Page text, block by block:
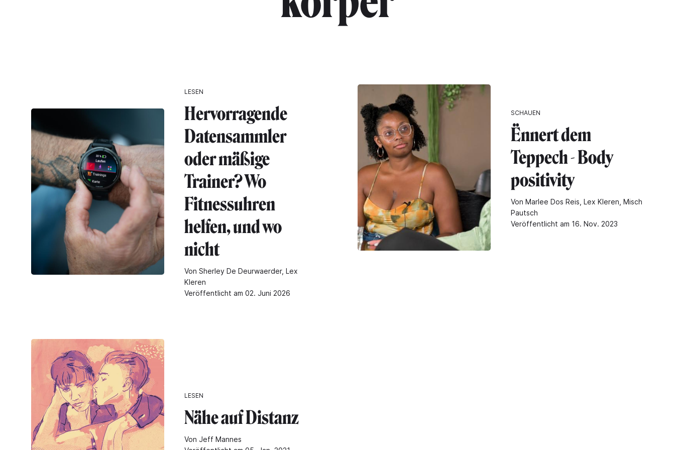
LESEN
Hervorragende
Datensammler
oder mäßige
Trainer? Wo
Fitnessuhren
helfen, und wo
nicht
Von Sherley De Deurwaerder, Lex
Kleren
Veröffentlicht am 02. Juni 2026
SCHAUEN
Ënnert dem
Teppech - Body
positivity
Von Marlee Dos Reis, Lex Kleren, Misch
Pautsch
Veröffentlicht am 16. Nov. 2023
LESEN
Nähe auf Distanz
Von Jeff Mannes